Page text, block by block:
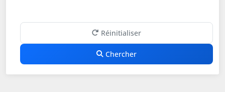
Réinitialiser
Chercher